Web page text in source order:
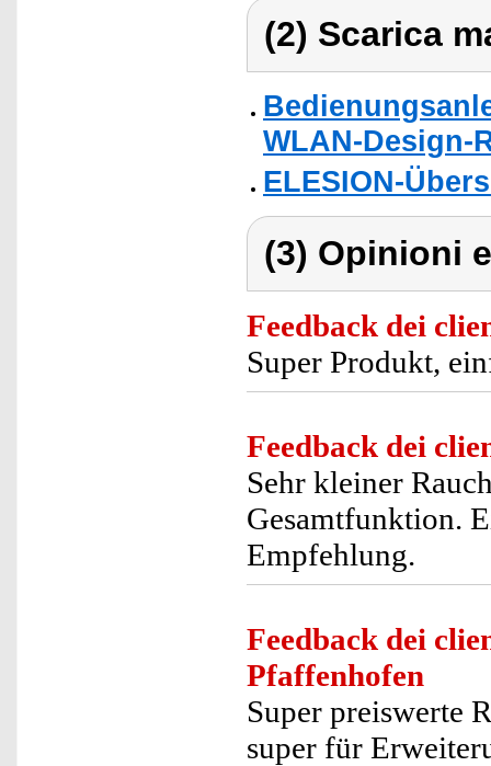
(2) Scarica
WLAN-Design-
ELESION-
(3) Opinioni
Feedback dei
Super Produkt,
Feedback dei
Sehr kleiner
Gesamtfunktion.
Empfehlung.
Feedback dei
Pfaffenhofen
Super preiswerte
super für